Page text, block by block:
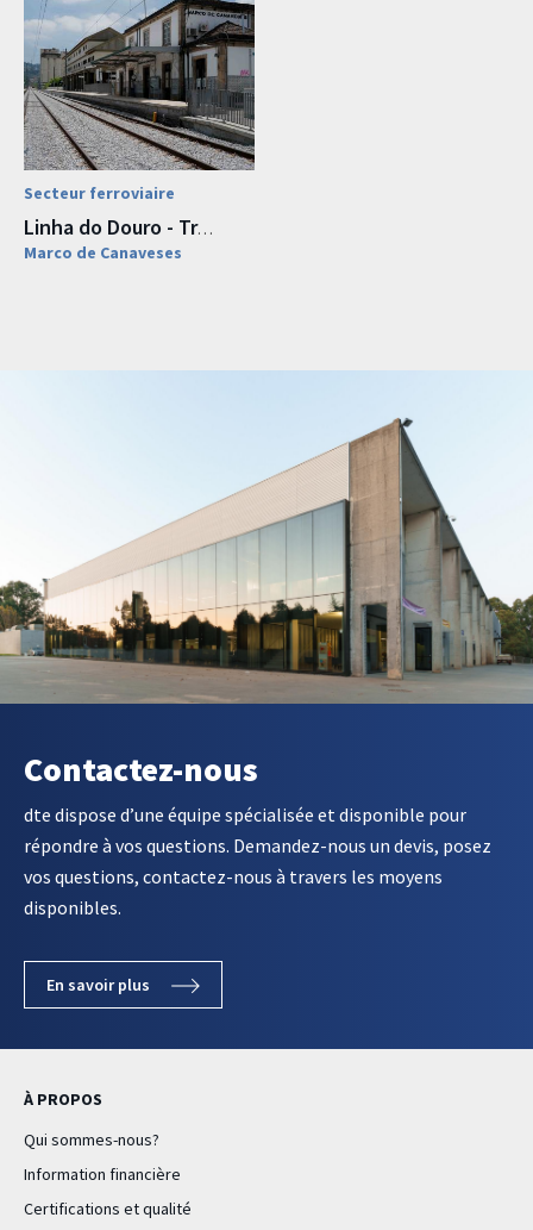
Secteur ferroviaire
Linha do Douro - Troço Caíde-Marco
Marco de Canaveses
Contactez-nous
dte dispose d’une équipe spécialisée et disponible pour
répondre à vos questions. Demandez-nous un devis, posez
vos questions, contactez-nous à travers les moyens
disponibles.
En savoir plus
À PROPOS
Qui sommes-nous?
Information financière
Certifications et qualité